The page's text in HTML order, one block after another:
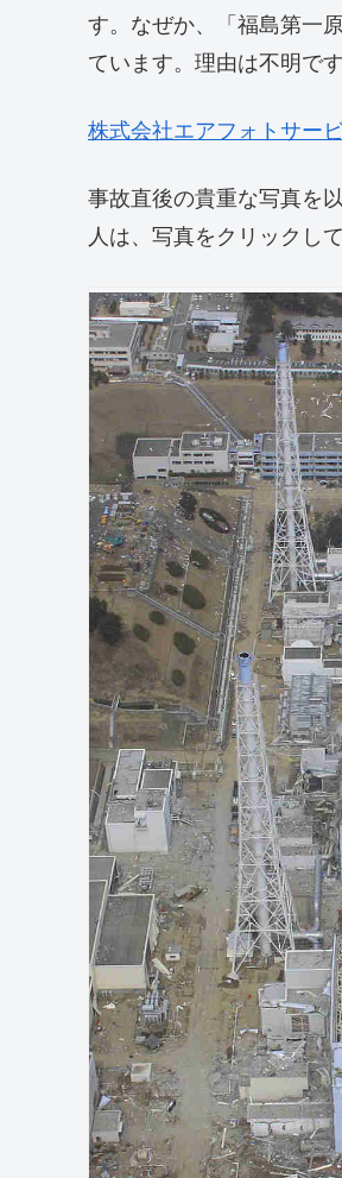
す。なぜか、「福島第一
ています。理由は不明です
株式会社エアフォトサー
事故直後の貴重な写真を
人は、写真をクリックし